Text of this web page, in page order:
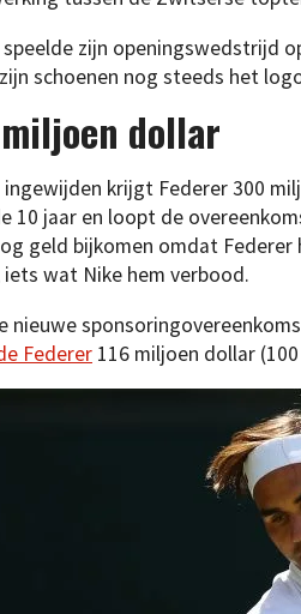
speelde zijn openingswedstrijd
schoenen nog steeds het
dollar
ingewijden krijgt Federer 300
10 jaar en loopt de
geld bijkomen omdat
iets wat Nike hem verbood.
nieuwe
Federer 116 miljoen dollar